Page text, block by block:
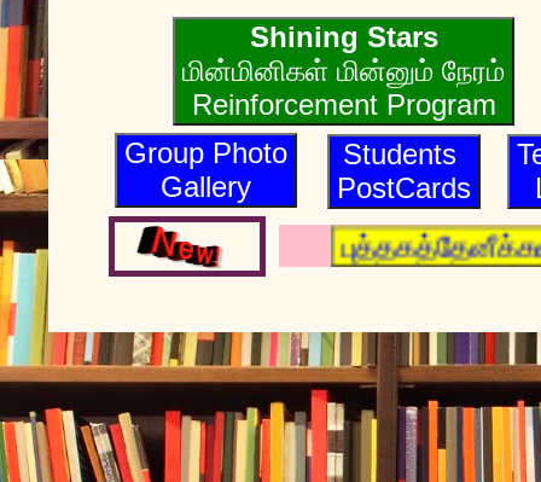
Shining Stars
மின்மினிகள் மின்னும் நேரம்
Reinforcement Program
Group Photo
Gallery
Students
PostCards